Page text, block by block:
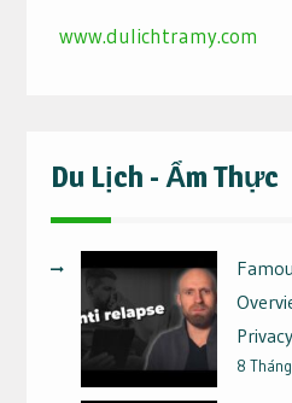
www.dulichtramy.com
Du Lịch - Ẩm Thực
8